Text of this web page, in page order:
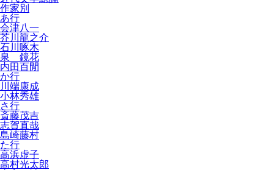
作家別
あ行
会津八一
芥川龍之介
石川啄木
泉 鏡花
内田百閒
か行
川端康成
小林秀雄
さ行
斎藤茂吉
志賀直哉
島崎藤村
た行
高浜虚子
高村光太郎